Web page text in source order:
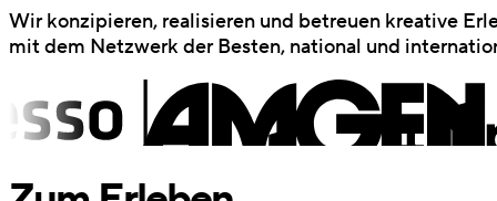
Wir konzipieren, realisieren und betreuen kreative
mit dem Netzwerk der Besten, national und